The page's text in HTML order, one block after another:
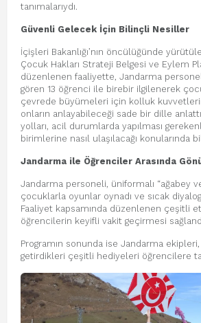
tanımalarıydı.
Güvenli Gelecek İçin Bilinçli Nesiller
İçişleri Bakanlığı’nın öncülüğünde
Çocuk Hakları Strateji Belgesi ve Eylem
düzenlenen faaliyette, Jandarma
gören 13 öğrenci ile birebir ilgilenerek
çevrede büyümeleri için kolluk
onların anlayabileceği sade bir dille
yolları, acil durumlarda yapılması
birimlerine nasıl ulaşılacağı konularında
Jandarma ile Öğrenciler Arasında
Jandarma personeli, üniformalı “ağabey
çocuklarla oyunlar oynadı ve sıcak
Faaliyet kapsamında düzenlenen çeşitli
öğrencilerin keyifli vakit geçirmesi
Programın sonunda ise Jandarma
getirdikleri çeşitli hediyeleri öğrencilere